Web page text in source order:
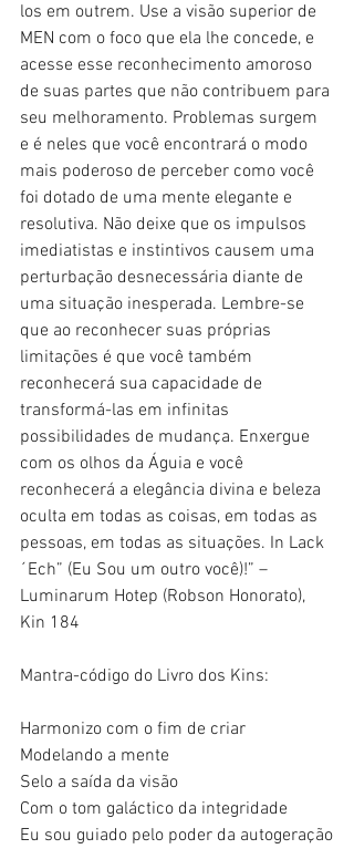
los em outrem. Use a visão superior de
MEN com o foco que ela lhe concede, e
acesse esse reconhecimento amoroso
de suas partes que não contribuem para
seu melhoramento. Problemas surgem
e é neles que você encontrará o modo
mais poderoso de perceber como você
foi dotado de uma mente elegante e
resolutiva. Não deixe que os impulsos
imediatistas e instintivos causem uma
perturbação desnecessária diante de
uma situação inesperada. Lembre-se
que ao reconhecer suas próprias
limitações é que você também
reconhecerá sua capacidade de
transformá-las em infinitas
possibilidades de mudança. Enxergue
com os olhos da Águia e você
reconhecerá a elegância divina e beleza
oculta em todas as coisas, em todas as
pessoas, em todas as situações. In Lack
´Ech” (Eu Sou um outro você)!” –
Luminarum Hotep (Robson Honorato),
Kin 184
Mantra-código do Livro dos Kins:
Harmonizo com o fim de criar
Modelando a mente
Selo a saída da visão
Com o tom galáctico da integridade
Eu sou guiado pelo poder da autogeração